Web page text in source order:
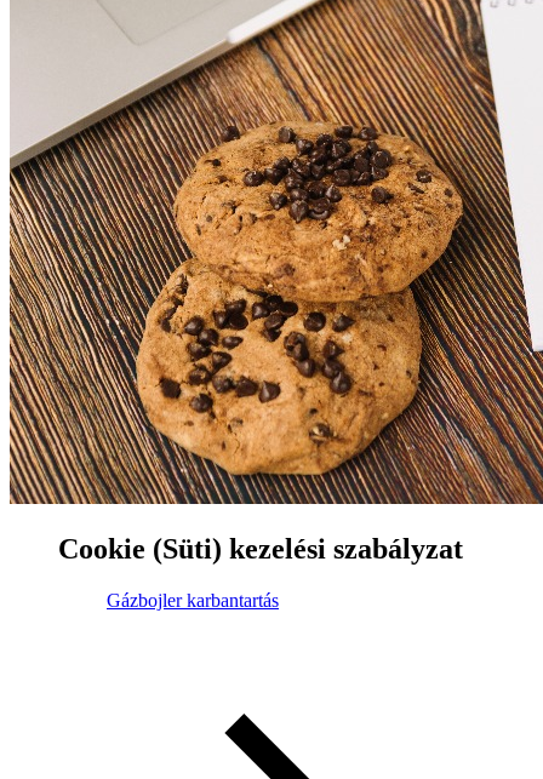
Cookie (Süti) kezelési szabályzat
Gázbojler karbantartás